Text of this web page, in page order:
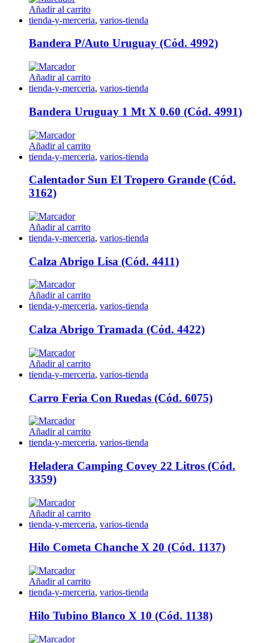
Añadir al carrito
tienda-y-merceria, varios-tienda
Bandera P/Auto Uruguay (Cód. 4992)
Añadir al carrito
tienda-y-merceria, varios-tienda
Bandera Uruguay 1 Mt X 0.60 (Cód. 4991)
Añadir al carrito
tienda-y-merceria, varios-tienda
Calentador Sun El Tropero Grande (Cód.
3162)
Añadir al carrito
tienda-y-merceria, varios-tienda
Calza Abrigo Lisa (Cód. 4411)
Añadir al carrito
tienda-y-merceria, varios-tienda
Calza Abrigo Tramada (Cód. 4422)
Añadir al carrito
tienda-y-merceria, varios-tienda
Carro Feria Con Ruedas (Cód. 6075)
Añadir al carrito
tienda-y-merceria, varios-tienda
Heladera Camping Covey 22 Litros (Cód.
3359)
Añadir al carrito
tienda-y-merceria, varios-tienda
Hilo Cometa Chanche X 20 (Cód. 1137)
Añadir al carrito
tienda-y-merceria, varios-tienda
Hilo Tubino Blanco X 10 (Cód. 1138)